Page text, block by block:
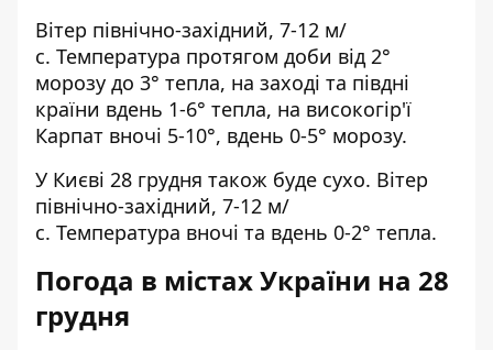
Вітер північно-західний, 7-12 м/
с. Температура протягом доби від 2°
морозу до 3° тепла, на заході та півдні
країни вдень 1-6° тепла, на високогір'ї
Карпат вночі 5-10°, вдень 0-5° морозу.
У Києві 28 грудня також буде сухо. Вітер
північно-західний, 7-12 м/
с. Температура вночі та вдень 0-2° тепла.
Погода в містах України на 28
грудня